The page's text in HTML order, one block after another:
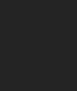
риск
на кроватях
наклона ложа
покрытие